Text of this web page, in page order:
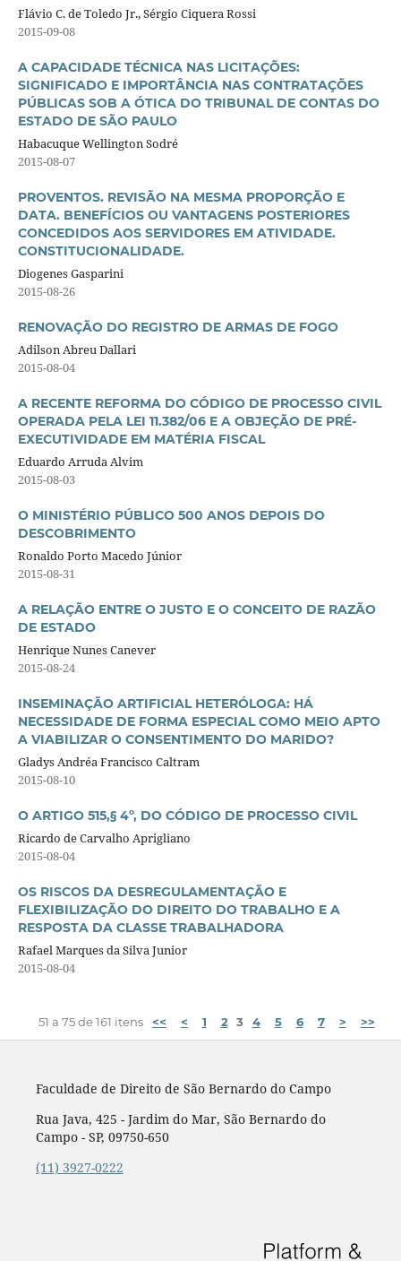
Flávio C. de Toledo Jr., Sérgio Ciquera Rossi
2015-09-08
A CAPACIDADE TÉCNICA NAS LICITAÇÕES:
SIGNIFICADO E IMPORTÂNCIA NAS CONTRATAÇÕES
PÚBLICAS SOB A ÓTICA DO TRIBUNAL DE CONTAS DO
ESTADO DE SÃO PAULO
Habacuque Wellington Sodré
2015-08-07
PROVENTOS. REVISÃO NA MESMA PROPORÇÃO E
DATA. BENEFÍCIOS OU VANTAGENS POSTERIORES
CONCEDIDOS AOS SERVIDORES EM ATIVIDADE.
CONSTITUCIONALIDADE.
Diogenes Gasparini
2015-08-26
RENOVAÇÃO DO REGISTRO DE ARMAS DE FOGO
Adilson Abreu Dallari
2015-08-04
A RECENTE REFORMA DO CÓDIGO DE PROCESSO CIVIL
OPERADA PELA LEI 11.382/06 E A OBJEÇÃO DE PRÉ-
EXECUTIVIDADE EM MATÉRIA FISCAL
Eduardo Arruda Alvim
2015-08-03
O MINISTÉRIO PÚBLICO 500 ANOS DEPOIS DO
DESCOBRIMENTO
Ronaldo Porto Macedo Júnior
2015-08-31
A RELAÇÃO ENTRE O JUSTO E O CONCEITO DE RAZÃO
DE ESTADO
Henrique Nunes Canever
2015-08-24
INSEMINAÇÃO ARTIFICIAL HETERÓLOGA: HÁ
NECESSIDADE DE FORMA ESPECIAL COMO MEIO APTO
A VIABILIZAR O CONSENTIMENTO DO MARIDO?
Gladys Andréa Francisco Caltram
2015-08-10
O ARTIGO 515,§ 4º, DO CÓDIGO DE PROCESSO CIVIL
Ricardo de Carvalho Aprigliano
2015-08-04
OS RISCOS DA DESREGULAMENTAÇÃO E
FLEXIBILIZAÇÃO DO DIREITO DO TRABALHO E A
RESPOSTA DA CLASSE TRABALHADORA
Rafael Marques da Silva Junior
2015-08-04
51 a 75 de 161 itens << < 1 2 3 4 5 6 7 > >>
Faculdade de Direito de São Bernardo do Campo
Rua Java, 425 - Jardim do Mar, São Bernardo do
Campo - SP, 09750-650
(11) 3927-0222